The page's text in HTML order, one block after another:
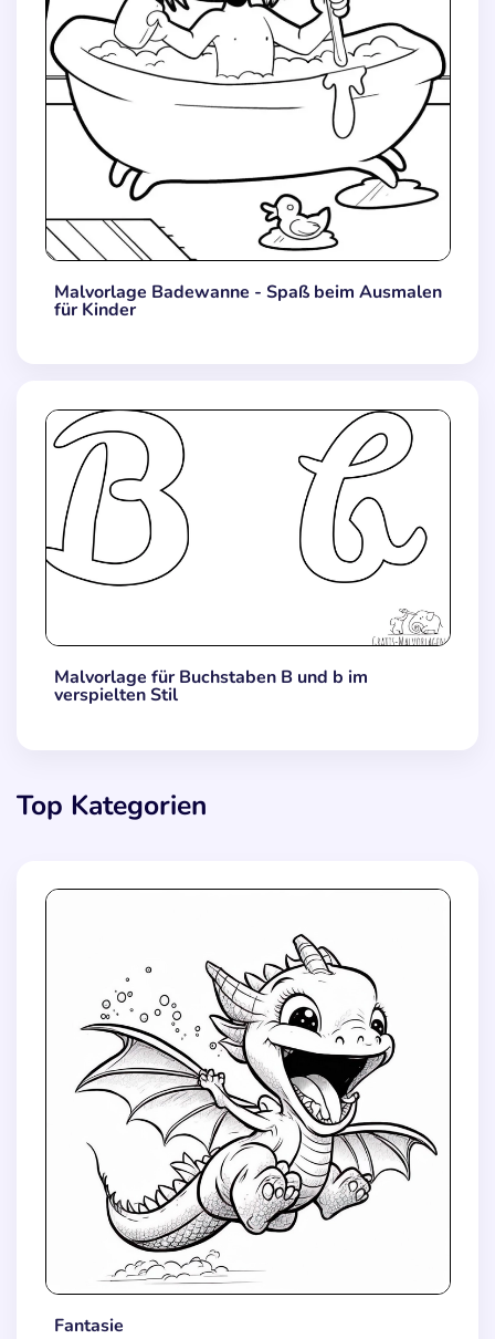
Malvorlage Badewanne - Spaß beim Ausmalen
für Kinder
Malvorlage für Buchstaben B und b im
verspielten Stil
Top Kategorien
Fantasie